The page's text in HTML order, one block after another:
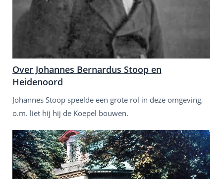
Over Johannes Bernardus Stoop en
Heidenoord
Johannes Stoop speelde een grote rol in deze omgeving,
o.m. liet hij hij de Koepel bouwen.